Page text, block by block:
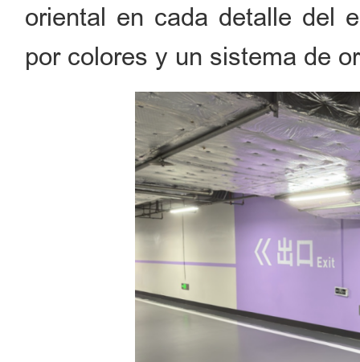
oriental en cada detalle del
por colores y un sistema de